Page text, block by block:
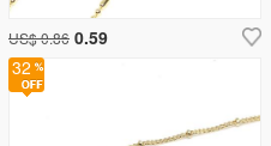
32
US$ 0.86 0.59